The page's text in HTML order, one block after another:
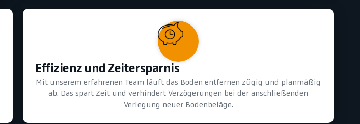
Effizienz und Zeitersparnis
Mit unserem erfahrenen Team läuft das Boden entfernen zügig und planmäßig
ab. Das spart Zeit und verhindert Verzögerungen bei der anschließenden
Verlegung neuer Bodenbeläge.